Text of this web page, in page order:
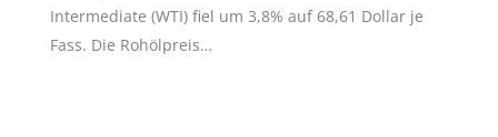
Intermediate (WTI) fiel um 3,8% auf 68,61 Dollar je
Fass. Die Rohölpreis…